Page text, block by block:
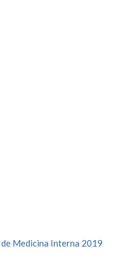
Medicina Interna 2019